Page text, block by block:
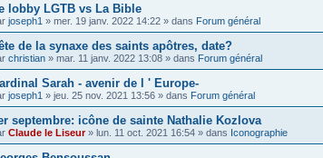
lobby LGTB vs La Bible
joseph1 » mer. 19 janv. 2022 14:22 » dans Forum général
de la synaxe des saints apôtres, date?
christian » mar. 11 janv. 2022 13:08 » dans Forum général
Sarah - avenir de l ' Europe-
joseph1 » jeu. 25 nov. 2021 13:56 » dans Forum général
septembre: icône de sainte Nathalie Kozlova
Claude le Liseur» lun. 11 oct. 2021 16:54 » dans Iconographie